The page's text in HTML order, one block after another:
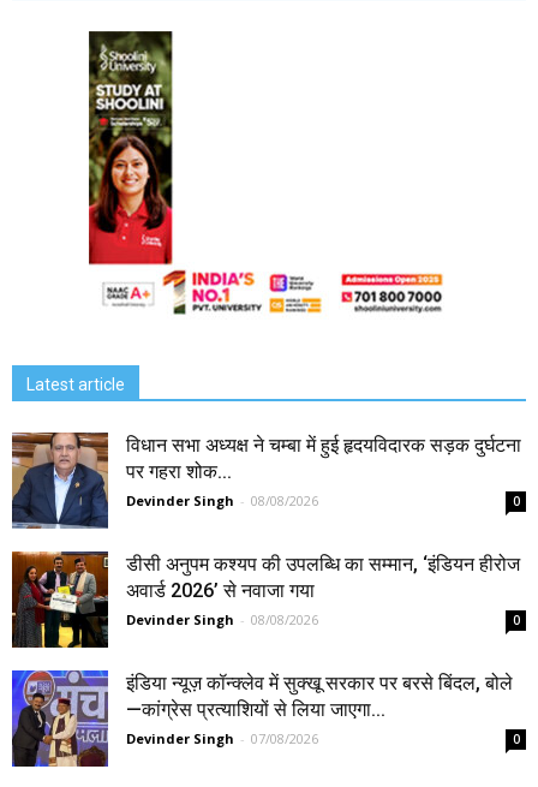
Latest article
विधान सभा अध्यक्ष ने चम्बा में हुई हृदयविदारक सड़क दुर्घटना
पर गहरा शोक...
Devinder Singh - 08/08/2026 0
डीसी अनुपम कश्यप की उपलब्धि का सम्मान, ‘इंडियन हीरोज
अवार्ड 2026’ से नवाजा गया
Devinder Singh - 08/08/2026 0
इंडिया न्यूज़ कॉन्क्लेव में सुक्खू सरकार पर बरसे बिंदल, बोले
—कांग्रेस प्रत्याशियों से लिया जाएगा...
Devinder Singh - 07/08/2026 0